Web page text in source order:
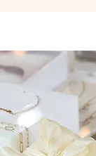
ราคา
THB